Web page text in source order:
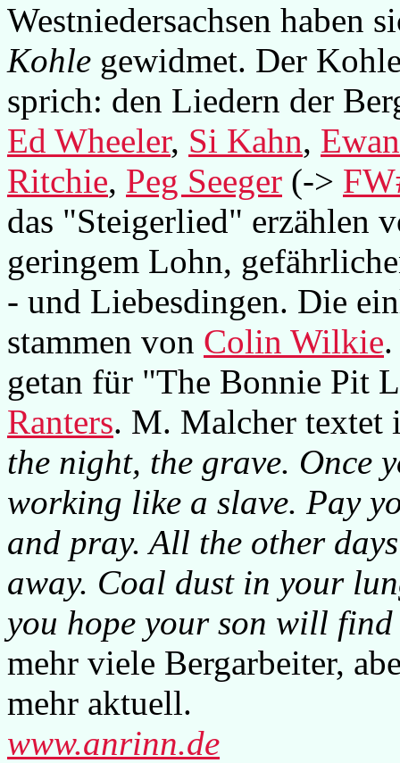
Westniedersachsen haben
Kohle gewidmet. Der
sprich: den Liedern der
Ed Wheeler, Si Kahn,
Ritchie, Peg Seeger (->
das "Steigerlied" erzählen
geringem Lohn,
- und Liebesdingen. Die
stammen von Colin Wilkie
getan für "The Bonnie Pit
Ranters. M. Malcher
the night, the grave. Once
working like a slave. Pay
and pray. All the other
away. Coal dust in your
you hope your son will
mehr viele Bergarbeiter,
mehr aktuell.
www.anrinn.de